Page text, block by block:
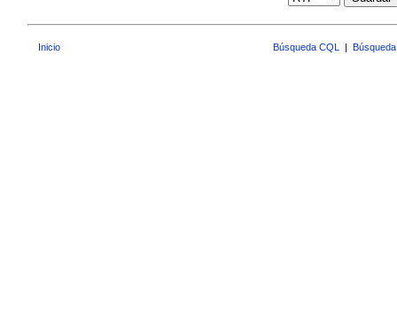
Inicio Búsqueda CQL